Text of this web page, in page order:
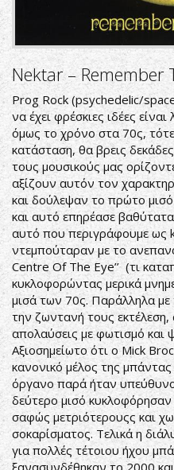
Nektar ‎– Remember
Prog Rock (psychedelic/
να έχει φρέσκιες ιδέες
όμως το χρόνο στα 70ς,
κατάσταση, θα βρεις
τους μουσικούς μας
αξίζουν αυτόν τον
και δούλεψαν το πρώτο
και αυτό επηρέασε
αυτό που περιγράφουμε ως
ντεμπούταραν με το
Centre Of The Eye’’ (τι
κυκλοφορώντας μερικά
μισά των 70ς. Παράλληλα με
την ζωντανή τους εκτέλεση,
απολαύσεις με φωτισμό και
Αξιοσημείωτο ότι ο Mick
κανονικό μέλος της
όργανο παρά ήταν
δεύτερο μισό
σαφώς μετριότερουςς και
σοκαρίσματος. Τελικά η
για πολλές τέτοιου ήχου
ξανασυνδέθηκαν το 2000